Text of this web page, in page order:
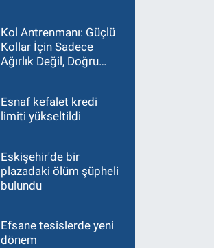
Kol Antrenmanı: Güçlü
Kollar İçin Sadece
Ağırlık Değil, Doğru
Esnaf kefalet kredi
limiti yükseltildi
Eskişehir'de bir
plazadaki ölüm şüpheli
bulundu
Efsane tesislerde yeni
dönem